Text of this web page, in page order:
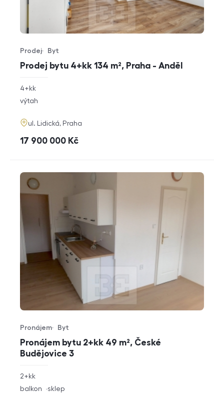
Prodej bytu 4+kk 134 m², Praha - Anděl
Typ nabídky
Prodej
Typ nemovitosti
Byt
rozměry
4+kk
funkce
výtah
adresa
ul. Lidická, Praha
cena
17 900 000 Kč
Pronájem bytu 2+kk 49 m², České
Budějovice 3
Typ nabídky
Pronájem
Typ nemovitosti
Byt
rozměry
2+kk
funkce
balkon sklep